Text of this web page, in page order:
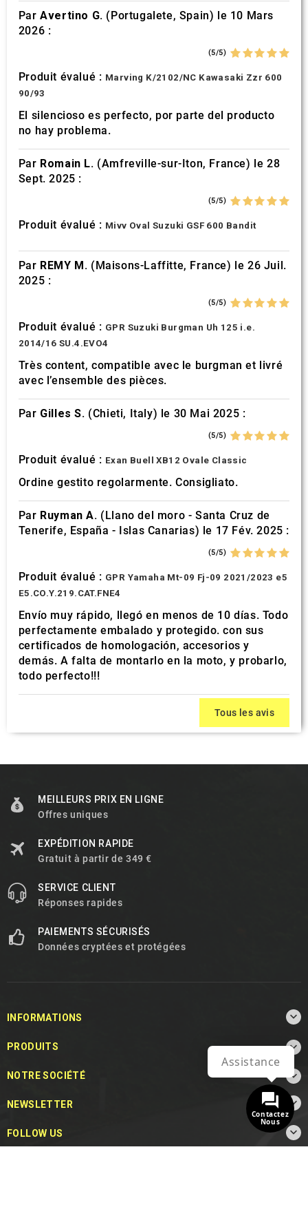
ParAvertino G. (Portugalete, Spain) le 10 Mars
2026 :
(5/5)
Produit évalué : Marving K/2102/NC Kawasaki Zzr 600
90/93
El silencioso es perfecto, por parte del producto
no hay problema.
Par Romain L. (Amfreville-sur-Iton, France) le 28
Sept. 2025 :
(5/5)
Produit évalué : Mivv Oval Suzuki GSF 600 Bandit
Par REMY M. (Maisons-Laffitte, France) le 26 Juil.
2025 :
(5/5)
Produit évalué : GPR Suzuki Burgman Uh 125 i.e.
2014/16 SU.4.EVO4
Très content, compatible avec le burgman et livré
avec l’ensemble des pièces.
Par Gilles S. (Chieti, Italy) le 30 Mai 2025 :
(5/5)
Produit évalué : Exan Buell XB12 Ovale Classic
Ordine gestito regolarmente. Consigliato.
Par Ruyman A. (Llano del moro - Santa Cruz de
Tenerife, España - Islas Canarias) le 17 Fév. 2025 :
(5/5)
Produit évalué : GPR Yamaha Mt-09 Fj-09 2021/2023 e5
E5.CO.Y.219.CAT.FNE4
Envío muy rápido, llegó en menos de 10 días. Todo
perfectamente embalado y protegido. con sus
certificados de homologación, accesorios y
demás. A falta de montarlo en la moto, y probarlo,
todo perfecto!!!
Tous les avis
MEILLEURS PRIX EN LIGNE
Offres uniques
EXPÉDITION RAPIDE
Gratuit à partir de 349 €
SERVICE CLIENT
Réponses rapides
PAIEMENTS SÉCURISÉS
Données cryptées et protégées
INFORMATIONS 
PRODUITS 
NOTRE SOCIÉTÉ 
NEWSLETTER 
FOLLOW US 
Contactez
Nous
Assistance